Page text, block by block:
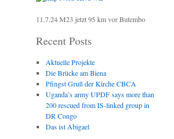
11.7.24 M23 jetzt 95 km vor Butembo
Recent Posts
Aktuelle Projekte
Die Brücke am Biena
Pfingst Gruß der Kirche CBCA
Uganda’s army UPDF says more than
200 rescued from IS-linked group in
DR Congo
Das ist Abigael